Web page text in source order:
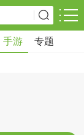
手游 专题